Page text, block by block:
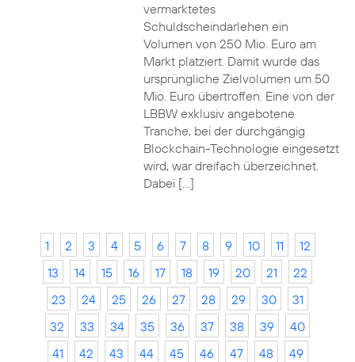
vermarktetes
Schuldscheindarlehen ein
Volumen von 250 Mio. Euro am
Markt platziert. Damit wurde das
ursprüngliche Zielvolumen um 50
Mio. Euro übertroffen. Eine von der
LBBW exklusiv angebotene
Tranche, bei der durchgängig
Blockchain-Technologie eingesetzt
wird, war dreifach überzeichnet.
Dabei […]
1 2 3 4 5 6 7 8 9 10 11
12
13
14 15 16 17 18 19 20 21
22
23
24 25 26 27 28 29 30
31
32
33 34 35 36 37 38 39
40
41
42 43 44 45 46 47 48
49